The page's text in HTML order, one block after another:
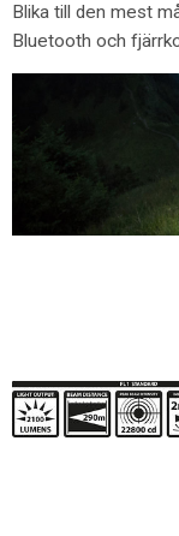
Blika till den mest
Bluetooth och